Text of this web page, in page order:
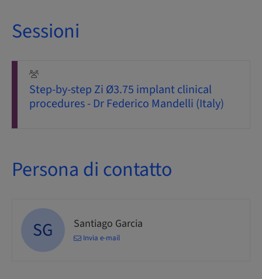
Sessioni
Step-by-step Zi Ø3.75 implant clinical
procedures - Dr Federico Mandelli (Italy)
Persona di contatto
SG Santiago Garcia
Invia e-mail